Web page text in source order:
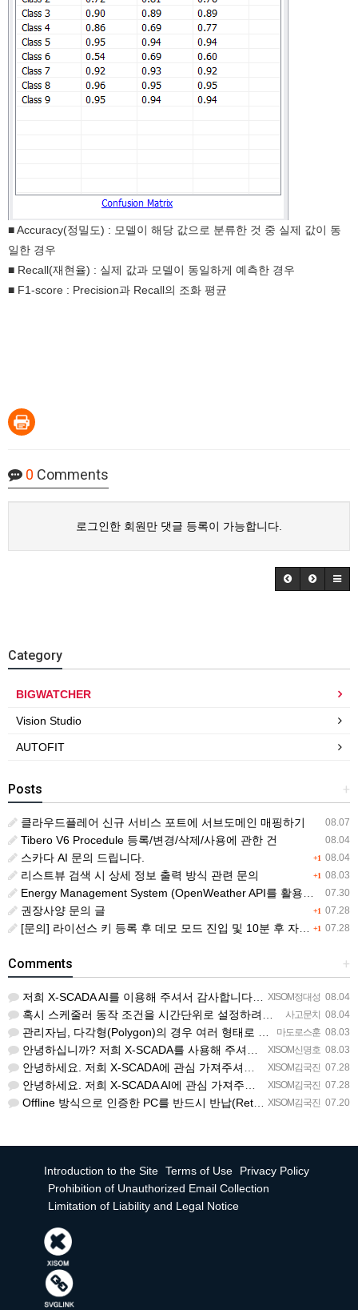
■ Accuracy(정밀도) : 모델이 해당 값으로 분류한 것 중 실제 값이 동
일한 경우
■ Recall(재현율) : 실제 값과 모델이 동일하게 예측한 경우
■ F1-score : Precision과 Recall의 조화 평균
0 Comments
로그인한 회원만 댓글 등록이 가능합니다.
Category
BIGWATCHER
Vision Studio
AUTOFIT
+
Posts
08.07
클라우드플레어 신규 서비스 포트에 서브도메인 매핑하기
08.04
Tibero V6 Procedule 등록/변경/삭제/사용에 관한 건
+1 08.04
스카다 AI 문의 드립니다.
+1 08.03
리스트뷰 검색 시 상세 정보 출력 방식 관련 문의
07.30
Energy Management System (OpenWeather API를 활용한 날씨 정보 조회)
+1 07.28
권장사양 문의 글
+1 07.28
[문의] 라이선스 키 등록 후 데모 모드 진입 및 10분 후 자동 종료 현상
+
Comments
XISOM정대성 08.04
저희 X-SCADA AI를 이용해 주셔서 감사합니다. 문의 사항에 대하여 답변드리겠습니다. 문의하신 내용을 …
사고문치 08.04
혹시 스케줄러 동작 조건을 시간단위로 설정하려면 일단위를 여러개 설정하는거 말고 방법이 있을까요?
마도로스훈 08.03
관리자님, 다각형(Polygon)의 경우 여러 형태로 도형을 그려서 첫 점과 끝 점을 이었음에도 불구하고 완…
XISOM신명호 08.03
안녕하십니까? 저희 X-SCADA를 사용해 주셔서 감사합니다. 문의하신 리스트뷰의 열 구성 변경 기능에 대해…
XISOM김국진 07.28
안녕하세요. 저희 X-SCADA에 관심 가져주셔서 감사합니다. 자이솜 웹사이트의 X-SCADA AI 소개 페…
XISOM김국진 07.28
안녕하세요. 저희 X-SCADA AI에 관심 가져주셔서 감사합니다. 해당 라이선스 버전은 X-SCADA AI…
XISOM김국진 07.20
Offline 방식으로 인증한 PC를 반드시 반납(Return) 처리해주셔야 다른 PC에서도 사용 가능합니다…
Introduction to the Site Terms of Use
Privacy Policy
Prohibition of Unauthorized Email Collection
Limitation of Liability and Legal Notice